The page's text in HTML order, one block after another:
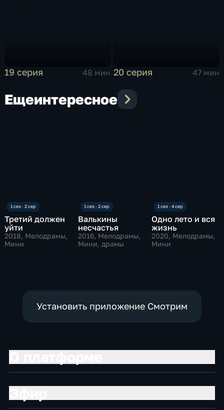
19 серия 48 мин 20 серия 47 мин
Ещеинтересное
Третий должен
уйти
2018, Мелодрамы,
Мини
Валькины
несчастья
2016, Мелодрамы,
Мини, драмы
Одно лето и вся
жизнь
2020, Мелодрамы,
Мини
Установить приложение Смотрим